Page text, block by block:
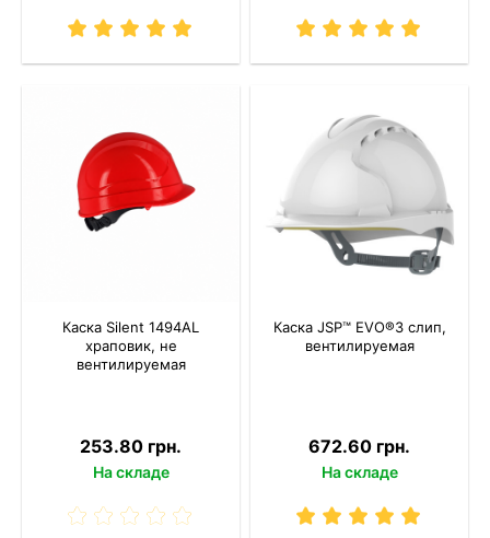
Каска Silent 1494AL
храповик, не
вентилируемая
253.80 грн.
На складе
Каска JSP™ EVO®3 слип,
вентилируемая
672.60 грн.
На складе